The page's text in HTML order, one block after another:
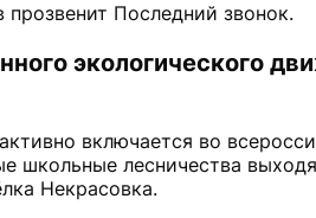
Последний звонок.
экологического
включается во
лесничества
Некрасовка.